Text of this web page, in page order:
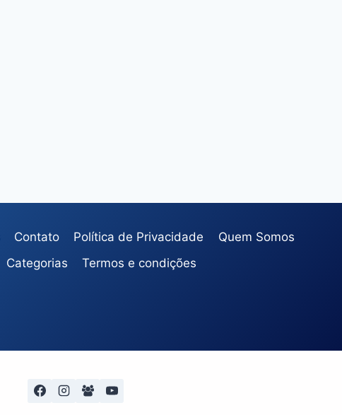
Contato Política de Privacidade
Quem Somos
Categorias
Termos e condições